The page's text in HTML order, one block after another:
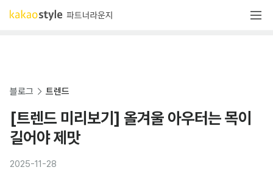
블로그 트렌드
[트렌드 미리보기] 올겨울 아우터는 목이
길어야 제맛
2025-11-28